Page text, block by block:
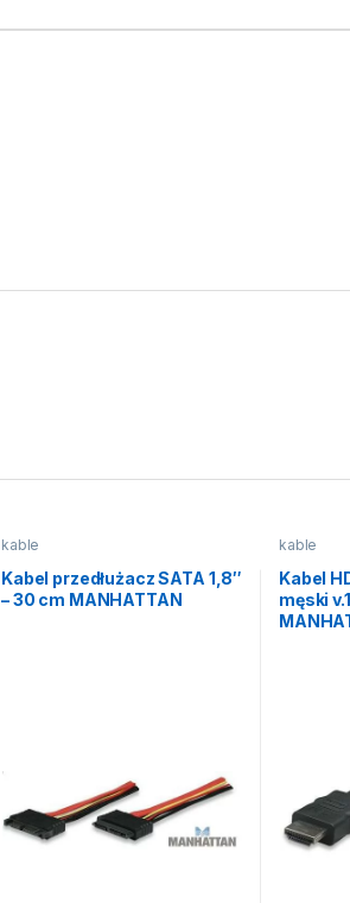
kable
Kabel przedłużacz SATA 1,8″
– 30 cm MANHATTAN
kable
Kabel
męski